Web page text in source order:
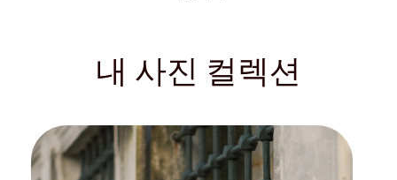
내 사진 컬렉션